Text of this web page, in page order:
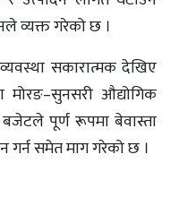
व्यक्त गरेको छ ।
व्यवस्था सकारात्मक देखिए
औद्योगिक
पूर्ण रूपमा बेवास्ता
गर्न समेत माग गरेको छ ।